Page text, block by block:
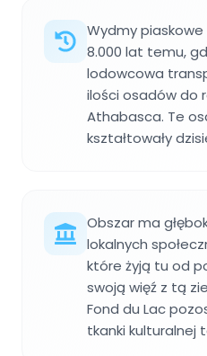
Wydmy piaskowe
8.000 lat temu,
lodowcowa
ilości osadów do
Athabasca. Te
kształtowały
Obszar ma
lokalnych
które żyją tu od
swoją więź z tą
Fond du Lac
tkanki kulturalnej